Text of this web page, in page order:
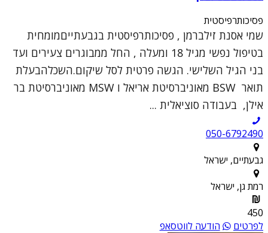
פסיכותרפיסטית
שמי אסנת זילברמן , פסיכותרפיסטית בגבעתייםמומחית
בטיפול נפשי מגיל 18 ומעלה , החל ממבוגרים צעירים ועד
בני הגיל השלישי. הגשה פרטית לסל שיקום.השכלהבעלת
תואר BSW מאוניברסיטת אריאל ו MSW מאוניברסיטת בר
אילן, בעבודה סוציאלית ...
050-6792490
גבעתיים, ישראל
רמת גן, ישראל
450
לפרטים
הודעה לווטסאפ